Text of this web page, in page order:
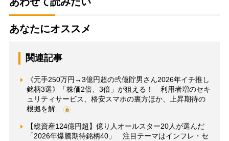
あなたにオススメ
関連記事
《元手250万円→3億円超の弐億貯男さん2026年イチ推し
銘柄3選》「株価2倍、3倍」が狙える！ 利用者増のセキ
ュリティサービス、格安スマホの裏方ほか、上昇期待の
根拠を解…
【総資産124億円超】億り人オールスター20人が選んだ
「2026年爆騰期待銘柄40」 注目テーマはインフレ・セ